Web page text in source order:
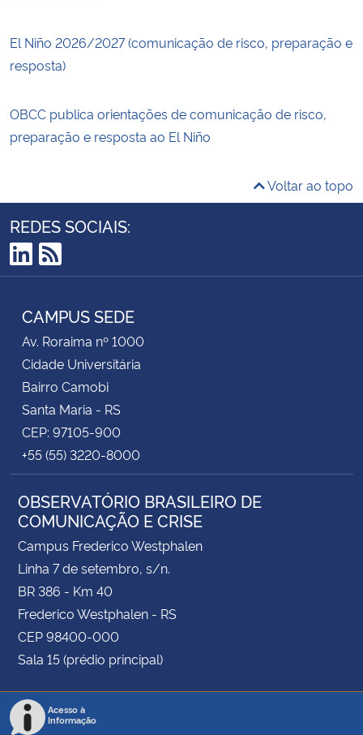
El Niño 2026/2027 (comunicação de risco, preparação e
resposta)
OBCC publica orientações de comunicação de risco,
preparação e resposta ao El Niño
Voltar ao topo
REDES SOCIAIS:
LinkedIn
RSS
CAMPUS SEDE
Av. Roraima nº 1000
Cidade Universitária
Bairro Camobi
Santa Maria - RS
CEP: 97105-900
+55 (55) 3220-8000
OBSERVATÓRIO BRASILEIRO DE
COMUNICAÇÃO E CRISE
Campus Frederico Westphalen
Linha 7 de setembro, s/n.
BR 386 - Km 40
Frederico Westphalen - RS
CEP 98400-000
Sala 15 (prédio principal)
Acesso à
Informação